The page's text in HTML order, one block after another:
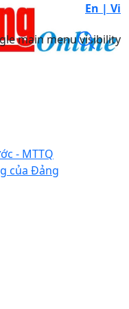
En | Vi
main menu visibility
- MTTQ
của Đảng